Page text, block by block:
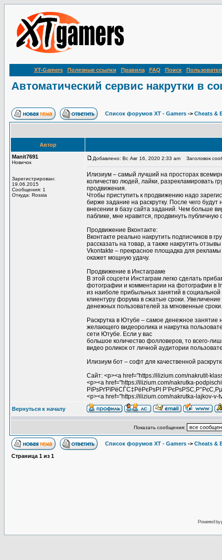
XT-Gamers Полезные ссылки Правила FAQ Поиск
Автоматический сервис накрутки в
Список форумов XT - Gamers -> Cheats &
Автор
Manit7691
Новичок
Зарегистрирован:
19.06.2015
Сообщения: 1
Откуда: Rossia
Добавлено: Вс Авг 16, 2020 2:33 am Заголовок
Илизиум – самый лучший на просторах
количество людей, лайки, разрекламировать
продвижения.
Чтобы приступить к продвижению надо
бирже задание на раскрутку. После чего
внесении в базу сайта заданий. Чем больше
паблике, мне нравится, продвинуть публичную
Продвижение Вконтакте:
Вконтакте реально накрутить подписчиков в
рассказать на товар, а также накрутить отзывы
Vkontakte – прекрасное площадка для
окажет мощную удачу.
Продвижение в Инстаграме
В этой соцсети Инстаграм легко сделать
фотографии и комментарии на фотографии в
из наиболе прибыльных занятий в
клиентуру форума в сжатые сроки.
денежных пользователей за мгновенные сроки.
Раскрутка в Ютубе – самое денежное
желающего видеоролика и накрутка
сети Ютубе. Если у вас
большое количество фолловеров, то всего-
видео роликок от личной аудитории
Илизиум бот – софт для качественной
Сайт: <p><a href="https://ilizium.com/nakrutit-
<p><a href="https://ilizium.com/nakrutka-
РїРѕРґРїРёСЃС‡РёРєРѕРІ
<p><a href="https://ilizium.com/nakrutka-lajkov-
Вернуться к началу
Показать сообщения:
Список форумов XT - Gamers -> Cheats &
Страница 1 из 1
Powered by